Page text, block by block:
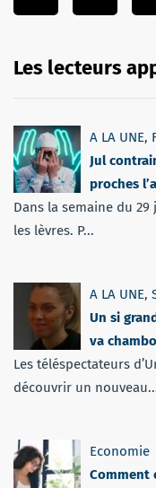
Les lecteurs
A LA UNE,
Jul
proches
Dans la semaine du
les lèvres. P...
A LA UNE,
Un si
va
Les téléspectateurs
découvrir un
Economie
Comment